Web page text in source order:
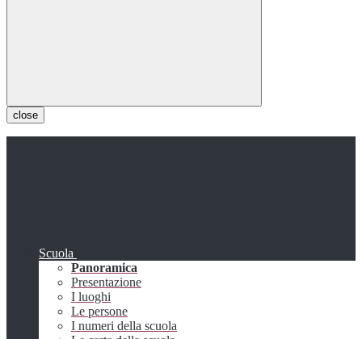
close
Scuola
Panoramica
Presentazione
I luoghi
Le persone
I numeri della scuola